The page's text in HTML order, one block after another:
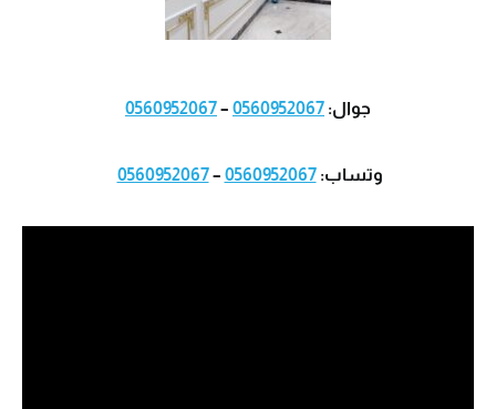
جوال: 0560952067
–
0560952067
وتساب:0560952067
–
0560952067